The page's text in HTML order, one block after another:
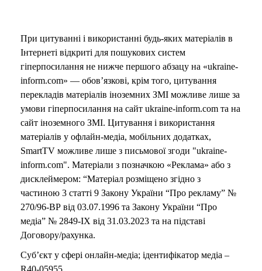
При цитуванні і використанні будь-яких матеріалів в
Інтернеті відкриті для пошукових систем
гіперпосилання не нижче першого абзацу на «ukraine-
inform.com» — обов’язкові, крім того, цитування
перекладів матеріалів іноземних ЗМІ можливе лише за
умови гіперпосилання на сайт ukraine-inform.com та на
сайт іноземного ЗМІ. Цитування і використання
матеріалів у офлайн-медіа, мобільних додатках,
SmartTV можливе лише з письмової згоди "ukraine-
inform.com". Матеріали з позначкою «Реклама» або з
дисклеймером: “Матеріал розміщено згідно з
частиною 3 статті 9 Закону України “Про рекламу” №
270/96-ВР від 03.07.1996 та Закону України “Про
медіа” № 2849-IX від 31.03.2023 та на підставі
Договору/рахунка.
Суб’єкт у сфері онлайн-медіа; ідентифікатор медіа –
R40-05955